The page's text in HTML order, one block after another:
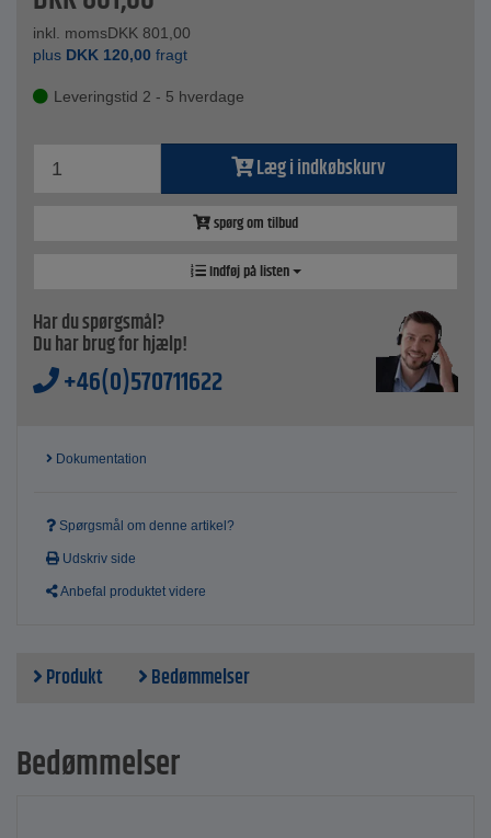
inkl. momsDKK 801,00
plus DKK 120,00 fragt
Leveringstid 2 - 5 hverdage
Læg i indkøbskurv
spørg om tilbud
Indføj på listen
Har du spørgsmål?
Du har brug for hjælp!
+46(0)570711622
Dokumentation
Spørgsmål om denne artikel?
Udskriv side
Anbefal produktet videre
Produkt Bedømmelser
Bedømmelser